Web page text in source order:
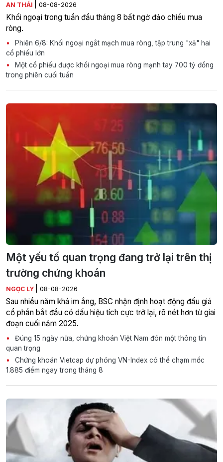
AN THÁI 08-08-2026
Khối ngoại trong tuần đầu tháng 8 bất ngờ đảo chiều mua
ròng.
Phiên 6/8: Khối ngoại ngắt mạch mua ròng, tập trung "xả" hai
cổ phiếu lớn
Một cổ phiếu được khối ngoại mua ròng mạnh tay 700 tỷ đồng
trong phiên cuối tuần
Một yếu tố quan trọng đang trở lại trên thị
trường chứng khoán
NGỌC LY 08-08-2026
Sau nhiều năm khá im ắng, BSC nhận định hoạt động đấu giá
cổ phần bắt đầu có dấu hiệu tích cực trở lại, rõ nét hơn từ giai
đoạn cuối năm 2025.
Đúng 15 ngày nữa, chứng khoán Việt Nam đón một thông tin
quan trọng
Chứng khoán Vietcap dự phóng VN-Index có thể chạm mốc
1.885 điểm ngay trong tháng 8